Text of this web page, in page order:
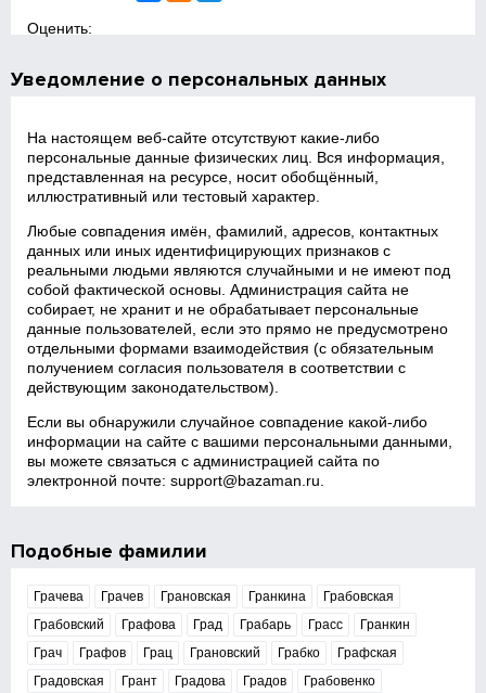
Оценить:
Уведомление о персональных данных
На настоящем веб‑сайте отсутствуют какие‑либо
персональные данные физических лиц. Вся информация,
представленная на ресурсе, носит обобщённый,
иллюстративный или тестовый характер.
Любые совпадения имён, фамилий, адресов, контактных
данных или иных идентифицирующих признаков с
реальными людьми являются случайными и не имеют под
собой фактической основы. Администрация сайта не
собирает, не хранит и не обрабатывает персональные
данные пользователей, если это прямо не предусмотрено
отдельными формами взаимодействия (с обязательным
получением согласия пользователя в соответствии с
действующим законодательством).
Если вы обнаружили случайное совпадение какой‑либо
информации на сайте с вашими персональными данными,
вы можете связаться с администрацией сайта по
электронной почте:support@bazaman.ru
Подобные фамилии
Грачева Грачев Грановская Гранкина
Грабовская
Грабовский
Графова Град Грабарь Грасс
Гранкин
Грач
Графов Грац Грановский Грабко
Графская
Градовская
Грант Градова Градов Грабовенко